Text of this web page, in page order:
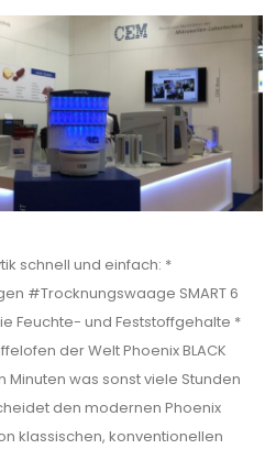
schnell und einfach: *
#Trocknungswaage SMART 6
Feuchte- und Feststoffgehalte *
der Welt Phoenix BLACK
Minuten was sonst viele Stunden
den modernen Phoenix
klassischen, konventionellen